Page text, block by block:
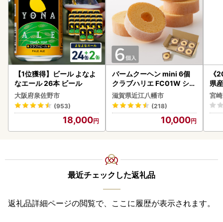
【1位獲得】ビール よなよ
なエール 26本 ビール
大阪府泉佐野市
(953)
18,000
バームクーヘン mini 6個
クラブハリエ FC01W シェ
アボックス バウムクーヘ
ン
滋賀県近江八幡市
(218)
10,000
《
県
セ
宮
最近チェックした返礼品
返礼品詳細ページの閲覧で、ここに履歴が表示されます。